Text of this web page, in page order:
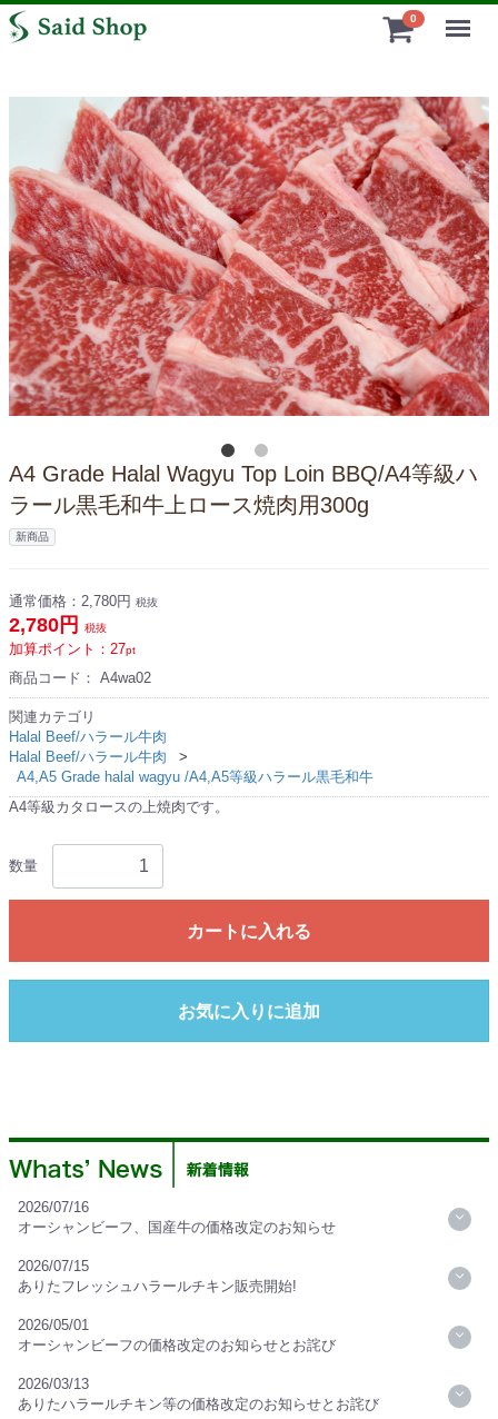
0
A4 Grade Halal Wagyu Top Loin BBQ/A4等級ハ
ラール黒毛和牛上ロース焼肉用300g
新商品
通常価格： 2,780円 税抜
2,780円 税抜
加算ポイント： 27pt
商品コード： A4wa02
関連カテゴリ
Halal Beef/ハラール牛肉
Halal Beef/ハラール牛肉
A4,A5 Grade halal wagyu /A4,A5等級ハラール黒毛和牛
A4等級カタロースの上焼肉です。
数量
カートに入れる
お気に入りに追加
2026/07/16
オーシャンビーフ、国産牛の価格改定のお知らせ
2026/07/15
ありたフレッシュハラールチキン販売開始!
2026/05/01
オーシャンビーフの価格改定のお知らせとお詫び
2026/03/13
ありたハラールチキン等の価格改定のお知らせとお詫び